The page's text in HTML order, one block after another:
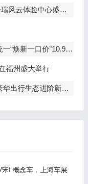
体验中心盛大开业
新一口价”10.99万元起
福州盛大举行
行生态进阶新篇章
L概念车，上海车展